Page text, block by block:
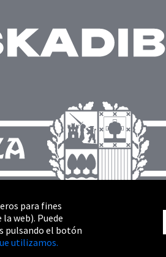
para fines
web). Puede
pulsando el botón
utilizamos.